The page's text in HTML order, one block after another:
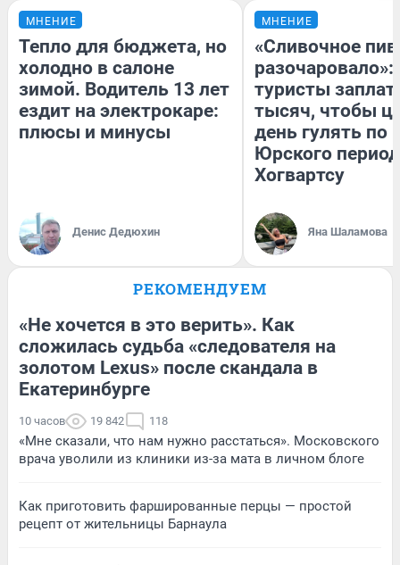
МНЕНИЕ
Тепло для бюджета, но
холодно в салоне
зимой. Водитель 13 лет
ездит на электрокаре:
плюсы и минусы
Денис Дедюхин
МНЕНИЕ
«Сливочное
разочаровало»:
туристы
тысяч, чтобы
день гулять по
Юрского
Хогвартсу
Яна Шаламова
РЕКОМЕНДУЕМ
«Не хочется в это верить». Как
сложилась судьба «следователя на
золотом Lexus» после скандала в
Екатеринбурге
10 часов 19 842 118
«Мне сказали, что нам нужно расстаться». Московского
врача уволили из клиники из-за мата в личном блоге
Как приготовить фаршированные перцы — простой
рецепт от жительницы Барнаула